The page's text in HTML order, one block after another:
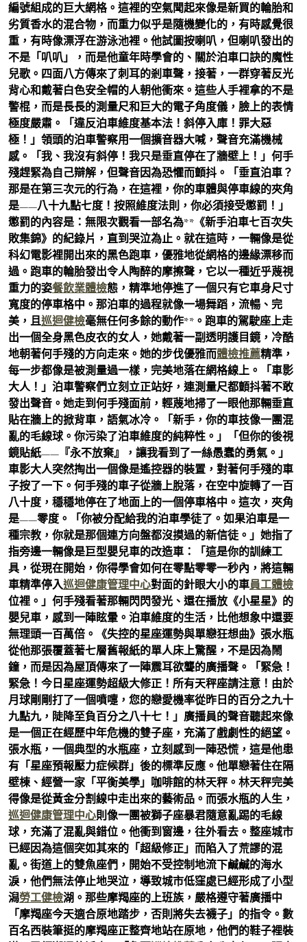
編號組成的巨大網格。這裡的空氣聞起來像是新買的輪胎和
劣質香水的混合物，而重力似乎是隨機變化的，有時感覺很
重，有時像漂浮在游泳池裡。他試圖按喇叭，但喇叭發出的
不是「叭叭」，而是他童年時學會的、關於泊車口訣的魔性
兒歌。四面八方傳來了刺耳的剎車聲，接著，一群穿著反光
背心和戴著白色安全帽的人朝他衝來。這些人手裡拿的不是
警棍，而是長長的測量尺和巨大的電子角度儀，臉上的表情
極度嚴肅。「違反泊車維度基本法！斜停入庫！罪大惡
極！」領頭的泊車警察用一個擴音器大喊，聲音充滿機械
感。「我、我沒有斜停！我只是垂直停在了牆壁上！」何手
殘趕緊為自己辯解，但聲音因為恐懼而顫抖。「垂直泊車？
那是在第三次元的行為，在這裡，你的車體與停車線的夾角
是——八十九點七度！按照維度法則，你必須接受懲罰！」
懲罰的內容是：無限次觀看一部名為**《新手泊車七百次失
敗集錦》的紀錄片，直到哭泣為止。就在這時，一輛像是從
科幻電影裡開出來的黑色跑車，優雅地從網格的邊緣漂移而
過。跑車的輪胎發出令人陶醉的摩擦聲，它以一種近乎蔑視
重力的姿餐飲業體檢態，精準地停進了一個只有它車身尺寸
寬度的停車格中。那泊車的過程就像一場舞蹈，流暢、完
美，且巡迴健檢毫無任何多餘的動作**。跑車的駕駛座上走
出一個全身黑色皮衣的女人，她戴著一副透明護目鏡，冷酷
地朝著何手殘的方向走來。她的步伐優雅而體檢推薦精準，
每一步都像是被測量過一樣，完美地落在網格線上。「車影
大人！」泊車警察們立刻立正站好，連測量尺都顫抖著不敢
發出聲音。她走到何手殘面前，輕蔑地掃了一眼他那輛垂直
貼在牆上的掀背車，語氣冰冷。「新手，你的車技像一團混
亂的毛線球。你污染了泊車維度的純粹性。」「但你的後視
鏡貼紙——『永不放棄』，讓我看到了一絲愚蠢的勇氣。」
車影大人突然掏出一個像是遙控器的裝置，對著何手殘的車
子按了一下。何手殘的車子從牆上脫落，在空中旋轉了一百
八十度，穩穩地停在了地面上的一個停車格中。這次，夾角
是——零度。「你被分配給我的泊車學徒了。如果泊車是一
種宗教，你就是那個連方向盤都沒摸過的新信徒。」她指了
指旁邊一輛像是巨型嬰兒車的改造車：「這是你的訓練工
具，從現在開始，你得學會如何在零點零零一秒內，將這輛
車精準停入巡迴健康管理中心對面的針眼大小的車員工體檢
位裡。」何手殘看著那輛閃閃發光、還在播放《小星星》的
嬰兒車，感到一陣眩暈。泊車維度的生活，比他想象中還要
無理頭一百萬倍。《失控的星座運勢與單戀狂想曲》張水瓶
從他那張覆蓋著七層舊報紙的單人床上驚醒，不是因為鬧
鐘，而是因為屋頂傳來了一陣震耳欲聾的廣播聲。「緊急！
緊急！今日星座運勢超級大修正！所有天秤座請注意！由於
月球剛剛打了一個噴嚏，您的戀愛機率從昨日的百分之九十
九點九，陡降至負百分之八十七！」廣播員的聲音聽起來像
是一個正在經歷中年危機的雙子座，充滿了戲劇性的絕望。
張水瓶，一個典型的水瓶座，立刻感到一陣恐慌，這是他患
有「星座預報壓力症候群」後的標準反應。他單戀著住在隔
壁棟、經營一家「平衡美學」咖啡館的林天秤。林天秤完美
得像是從黃金分割線中走出來的藝術品。而張水瓶的人生，
巡迴健康管理中心則像一團被獅子座暴君隨意亂踢的毛線
球，充滿了混亂與錯位。他衝到窗邊，往外看去。整座城市
已經因為這個突如其來的「超級修正」而陷入了荒謬的混
亂。街道上的雙魚座們，開始不受控制地流下鹹鹹的海水
淚，他們無法停止地哭泣，導致城市低窪處已經形成了小型
潟勞工健檢湖。那些摩羯座的上班族，嚴格遵守著廣播中
「摩羯座今天適合原地踏步，否則將失去襪子」的指令。數
百名西裝筆挺的摩羯座正整齊地站在原地，他們的鞋子裡裝